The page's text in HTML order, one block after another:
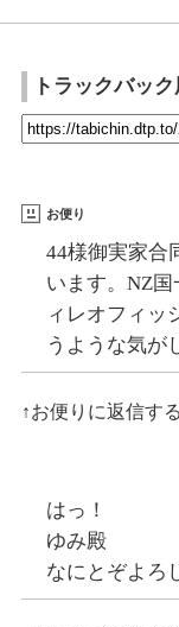
トラックバッ
お便り
44様御実家合
います。NZ
ィレオフィッ
うような気が
↑お便りに返信す
はっ！
ゆみ殿
なにとぞよろ